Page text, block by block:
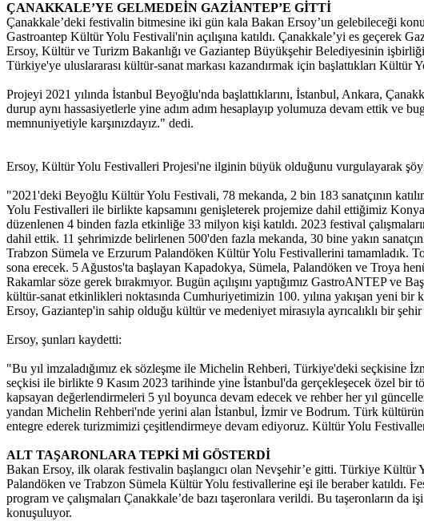
ÇANAKKALE’YE GELMEDEİN GAZİANTEP’E GİTTİ
Çanakkale’deki festivalin bitmesine iki gün kala Bakan Ersoy’un gelebileceği
Gastroantep Kültür Yolu Festivali'nin açılışına katıldı. Çanakkale’yi es geçerek
Ersoy, Kültür ve Turizm Bakanlığı ve Gaziantep Büyükşehir Belediyesinin
Türkiye'ye uluslararası kültür-sanat markası kazandırmak için başlattıkları
Projeyi 2021 yılında İstanbul Beyoğlu'nda başlattıklarını, İstanbul, Ankara,
durup aynı hassasiyetlerle yine adım adım hesaplayıp yolumuza devam ettik ve
memnuniyetiyle karşınızdayız." dedi.
Ersoy, Kültür Yolu Festivalleri Projesi'ne ilginin büyük olduğunu vurgulayarak
"2021'deki Beyoğlu Kültür Yolu Festivali, 78 mekanda, 2 bin 183 sanatçının
Yolu Festivalleri ile birlikte kapsamını genişleterek projemize dahil ettiğimiz
düzenlenen 4 binden fazla etkinliğe 33 milyon kişi katıldı. 2023 festival
dahil ettik. 11 şehrimizde belirlenen 500'den fazla mekanda, 30 bine yakın
Trabzon Sümela ve Erzurum Palandöken Kültür Yolu Festivallerini tamamladık.
sona erecek. 5 Ağustos'ta başlayan Kapadokya, Sümela, Palandöken ve Troya
Rakamlar söze gerek bırakmıyor. Bugün açılışını yaptığımız GastroANTEP
kültür-sanat etkinlikleri noktasında Cumhuriyetimizin 100. yılına yakışan yeni bir
Ersoy, Gaziantep'in sahip olduğu kültür ve medeniyet mirasıyla ayrıcalıklı bir
Ersoy, şunları kaydetti:
"Bu yıl imzaladığımız ek sözleşme ile Michelin Rehberi, Türkiye'deki
seçkisi ile birlikte 9 Kasım 2023 tarihinde yine İstanbul'da gerçekleşecek özel bir
kapsayan değerlendirmeleri 5 yıl boyunca devam edecek ve rehber her yıl
yandan Michelin Rehberi'nde yerini alan İstanbul, İzmir ve Bodrum. Türk
entegre ederek turizmimizi çeşitlendirmeye devam ediyoruz. Kültür Yolu
ALT TAŞARONLARA TEPKİ Mİ GÖSTERDİ
Bakan Ersoy, ilk olarak festivalin başlangıcı olan Nevşehir’e gitti. Türkiye Kültür
Palandöken ve Trabzon Sümela Kültür Yolu festivallerine eşi ile beraber katıldı.
program ve çalışmaları Çanakkale’de bazı taşeronlara verildi. Bu taşeronların
konuşuluyor.